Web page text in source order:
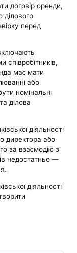
договір оренди,
ділового
перед
має мати
або
номінальні
ділова
діяльності
директора або
за взаємодію з
недостатньо —
діяльності